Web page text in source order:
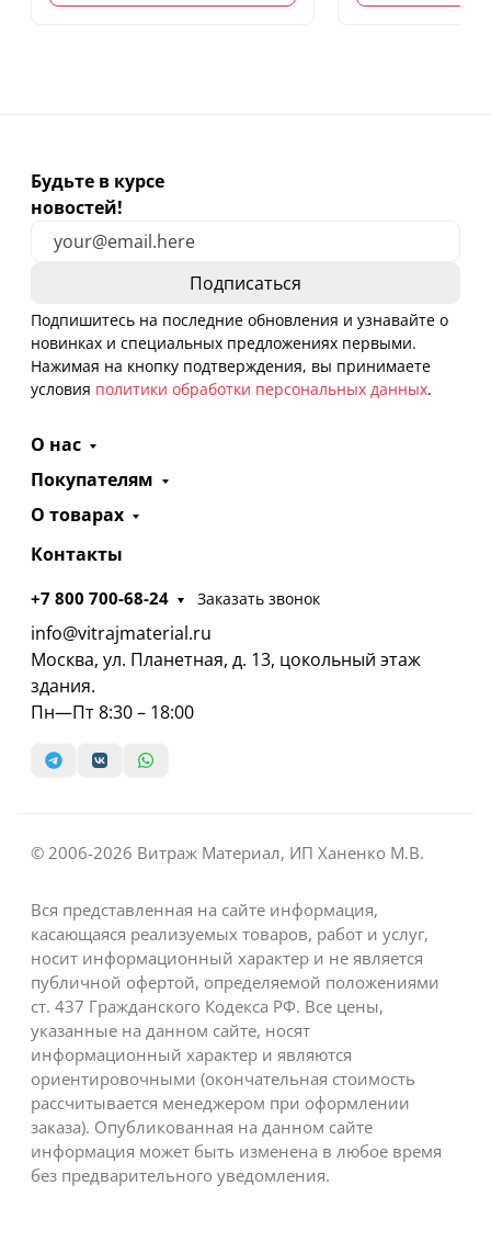
Будьте в курсе
новостей!
Подпишитесь на последние обновления и узнавайте о
новинках и специальных предложениях первыми.
Нажимая на кнопку подтверждения, вы принимаете
условия политики обработки персональных данных.
О нас
Покупателям
О товарах
Контакты
+7 800 700-68-24 Заказать звонок
info@vitrajmaterial.ru
Москва, ул. Планетная, д. 13, цокольный этаж
здания.
Пн—Пт 8:30 – 18:00
© 2006-2026 Витраж Материал, ИП Ханенко М.В.
Вся представленная на сайте информация,
касающаяся реализуемых товаров, работ и услуг,
носит информационный характер и не является
публичной офертой, определяемой положениями
ст. 437 Гражданского Кодекса РФ. Все цены,
указанные на данном сайте, носят
информационный характер и являются
ориентировочными (окончательная стоимость
рассчитывается менеджером при оформлении
заказа). Опубликованная на данном сайте
информация может быть изменена в любое время
без предварительного уведомления.